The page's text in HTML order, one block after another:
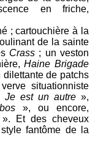
en friche,
; cartouchière à la
de la sainte
Crass ; un veston
Haine Brigade
de patchs
situationniste
Je est un autre »,
», ou encore,
». Et des cheveux
fantôme de la